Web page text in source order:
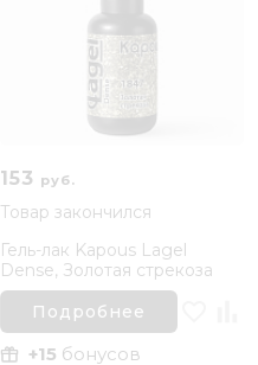
153 руб.
Товар закончился
Гель-лак Kapous Lagel
Dense, Золотая стрекоза
Подробнее
+15 бонусов